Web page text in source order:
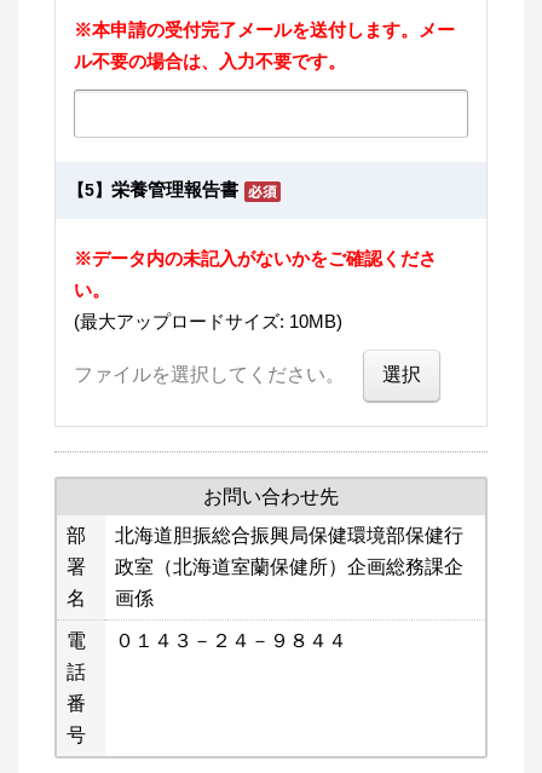
※本申請の受付完了メールを送付します。メー
ル不要の場合は、入力不要です。
【5】 栄養管理報告書
※データ内の未記入がないかをご確認くださ
い。
(最大アップロードサイズ: 10MB)
ファイルを選択してください。
お問い合わせ先
部
署
名
北海道胆振総合振興局保健環境部保健行
政室（北海道室蘭保健所）企画総務課企
画係
電
話
番
号
０１４３－２４－９８４４